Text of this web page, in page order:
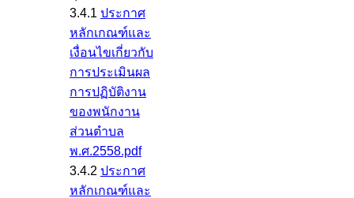
3.4.1 ประกาศ
หลักเกณฑ์และ
เงื่อนไขเกี่ยวกับ
การประเมินผล
การปฏิบัติงาน
ของพนักงาน
ส่วนตำบล
พ.ศ.2558.pdf
3.4.2 ประกาศ
หลักเกณฑ์และ